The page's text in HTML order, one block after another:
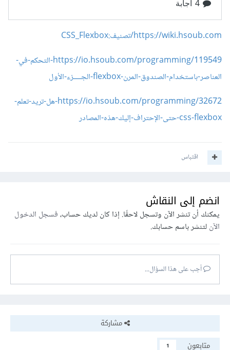
https://wiki.hsoub.com/تصنيف:CSS_Flexbox
https://io.hsoub.com/programming/119549-التحكم-في-
العناصر-باستخدام-الصندوق-المرن-flexbox-الجـــــزء-الأول
https://io.hsoub.com/programming/32672-هل-تريد-تعلم-
css-flexbox-حتى-الإحتراف-إليك-هذه-المصادر
اقتباس
انضم إلى النقاش
يمكنك أن تنشر الآن وتسجل لاحقًا. إذا كان لديك حساب،فسجل الدخول
الآنلتنشر باسم حسابك.
أجب على هذا السؤال...
مشاركة
متابعون
1